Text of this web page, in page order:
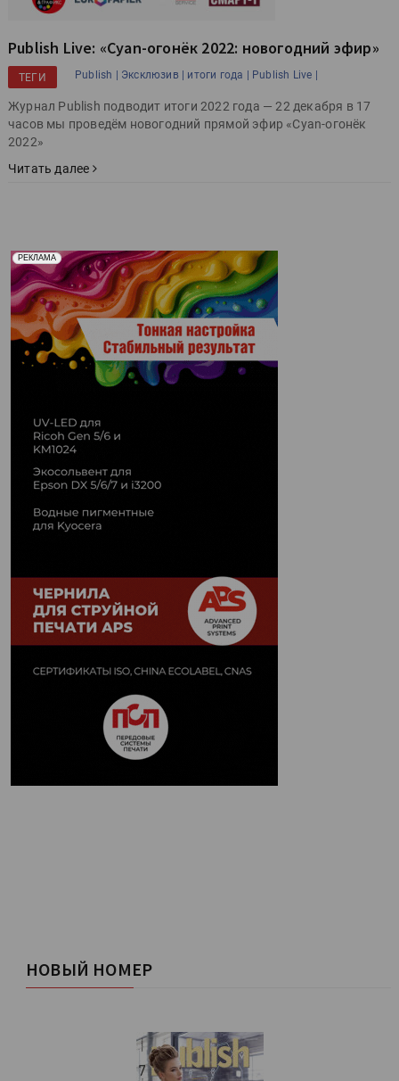
Publish Live: «Cyan-огонёк 2022: новогодний эфир»
ТЕГИ Publish | Эксклюзив | итоги года | Publish Live |
Журнал Publish подводит итоги 2022 года — 22 декабря в 17
часов мы проведём новогодний прямой эфир «Cyan-огонёк
2022»
Читать далее
РЕКЛАМА
Реклама. Рекламодатель ООО "Передовые Системы
Печати" erid: 2SDnjd2d4Qz
НОВЫЙ НОМЕР